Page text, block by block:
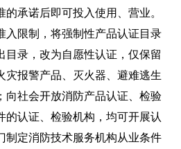
承诺后即可投入使用、营业。
入限制，将强制性产品认证目录
目录，改为自愿性认证，仅保留
灾报警产品、灭火器、避难逃生
向社会开放消防产品认证、检验
的认证、检验机构，均可开展认
制定消防技术服务机构从业条件